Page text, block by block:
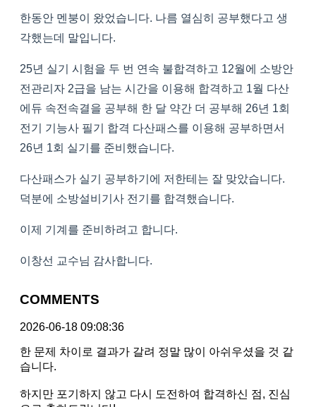
한동안 멘붕이 왔었습니다. 나름 열심히 공부했다고 생
각했는데 말입니다.
25년 실기 시험을 두 번 연속 불합격하고 12월에 소방안
전관리자 2급을 남는 시간을 이용해 합격하고 1월 다산
에듀 속전속결을 공부해 한 달 약간 더 공부해 26년 1회
전기 기능사 필기 합격 다산패스를 이용해 공부하면서
26년 1회 실기를 준비했습니다.
다산패스가 실기 공부하기에 저한테는 잘 맞았습니다.
덕분에 소방설비기사 전기를 합격했습니다.
이제 기계를 준비하려고 합니다.
이창선 교수님 감사합니다.
COMMENTS
2026-06-18 09:08:36
한 문제 차이로 결과가 갈려 정말 많이 아쉬우셨을 것 같
습니다.
하지만 포기하지 않고 다시 도전하여 합격하신 점, 진심